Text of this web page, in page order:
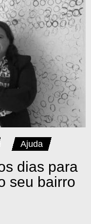
dias para
seu bairro
Ajuda